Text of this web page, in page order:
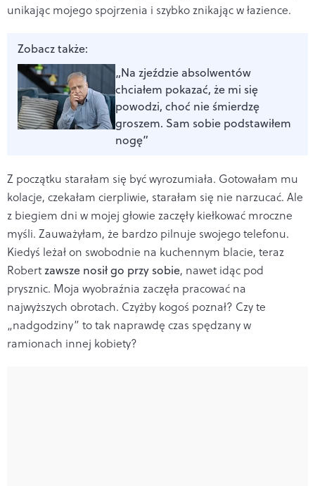
unikając mojego spojrzenia i szybko znikając w łazience.
Zobacz także:
„Na zjeździe absolwentów
chciałem pokazać, że mi się
powodzi, choć nie śmierdzę
groszem. Sam sobie podstawiłem
nogę”
Z początku starałam się być wyrozumiała. Gotowałam mu
kolacje, czekałam cierpliwie, starałam się nie narzucać. Ale
z biegiem dni w mojej głowie zaczęły kiełkować mroczne
myśli. Zauważyłam, że bardzo pilnuje swojego telefonu.
Kiedyś leżał on swobodnie na kuchennym blacie, teraz
Robertzawsze nosił go przy sobie, nawet idąc pod
prysznic. Moja wyobraźnia zaczęła pracować na
najwyższych obrotach. Czyżby kogoś poznał? Czy te
„nadgodziny” to tak naprawdę czas spędzany w
ramionach innej kobiety?